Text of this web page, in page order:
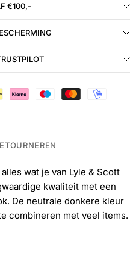
€100,-
wat je van Lyle & Scott
kwaliteit met een
De neutrale donkere kleur
combineren met veel items.